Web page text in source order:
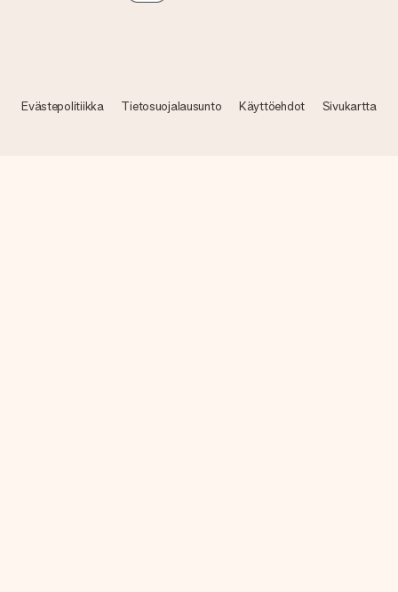
Evästepolitiikka Tietosuojalausunto Käyttöehdot Sivukartta